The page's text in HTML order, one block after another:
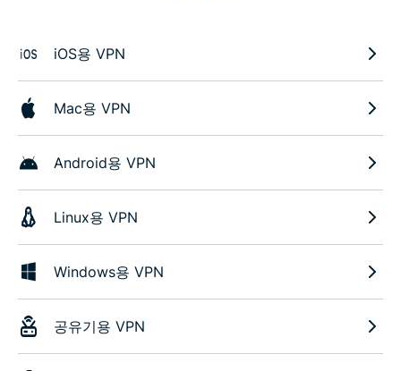
iOS용 VPN
Mac용 VPN
Android용 VPN
Linux용 VPN
Windows용 VPN
공유기용 VPN